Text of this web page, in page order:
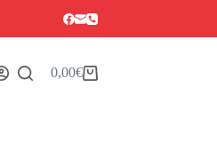
Carrello
0,00€